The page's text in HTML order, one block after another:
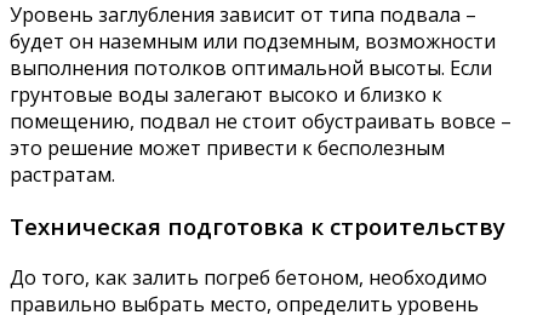
Уровень заглубления зависит от типа подвала –
будет он наземным или подземным, возможности
выполнения потолков оптимальной высоты. Если
грунтовые воды залегают высоко и близко к
помещению, подвал не стоит обустраивать вовсе –
это решение может привести к бесполезным
растратам.
Техническая подготовка к строительству
До того, как залить погреб бетоном, необходимо
правильно выбрать место, определить уровень